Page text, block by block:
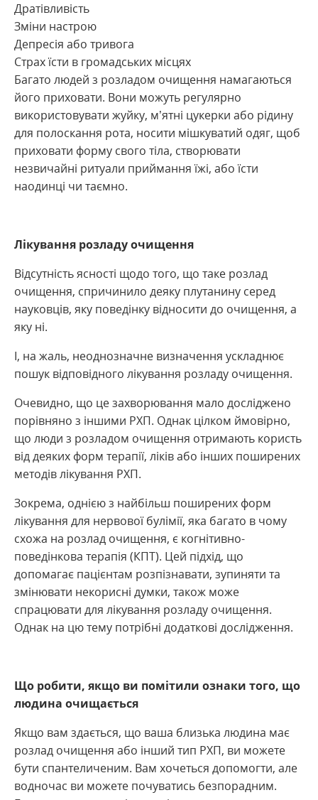
Дратівливість
Зміни настрою
Депресія або тривога
Страх їсти в громадських місцях
Багато людей з розладом очищення намагаються
його приховати. Вони можуть регулярно
використовувати жуйку, м’ятні цукерки або рідину
для полоскання рота, носити мішкуватий одяг, щоб
приховати форму свого тіла, створювати
незвичайні ритуали приймання їжі, або їсти
наодинці чи таємно.
Лікування розладу очищення
Відсутність ясності щодо того, що таке розлад
очищення, спричинило деяку плутанину серед
науковців, яку поведінку відносити до очищення, а
яку ні.
І, на жаль, неоднозначне визначення ускладнює
пошук відповідного лікування розладу очищення.
Очевидно, що це захворювання мало досліджено
порівняно з іншими РХП. Однак цілком ймовірно,
що люди з розладом очищення отримають користь
від деяких форм терапії, ліків або інших поширених
методів лікування РХП.
Зокрема, однією з найбільш поширених форм
лікування для нервової булімії, яка багато в чому
схожа на розлад очищення, є когнітивно-
поведінкова терапія (КПТ). Цей підхід, що
допомагає пацієнтам розпізнавати, зупиняти та
змінювати некорисні думки, також може
спрацювати для лікування розладу очищення.
Однак на цю тему потрібні додаткові дослідження.
Що робити, якщо ви помітили ознаки того, що
людина очищається
Якщо вам здається, що ваша близька людина має
розлад очищення або інший тип РХП, ви можете
бути спантеличеним. Вам хочеться допомогти, але
водночас ви можете почуватись безпорадним.